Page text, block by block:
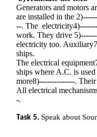
Generators and motors
are installed in the 2)
--. The electricity4)
work. They drive 5)
electricity too.
ships.
The electrical
ships where A.C. is
more8)--------------.
All electrical
-.
Task 5. Speak about